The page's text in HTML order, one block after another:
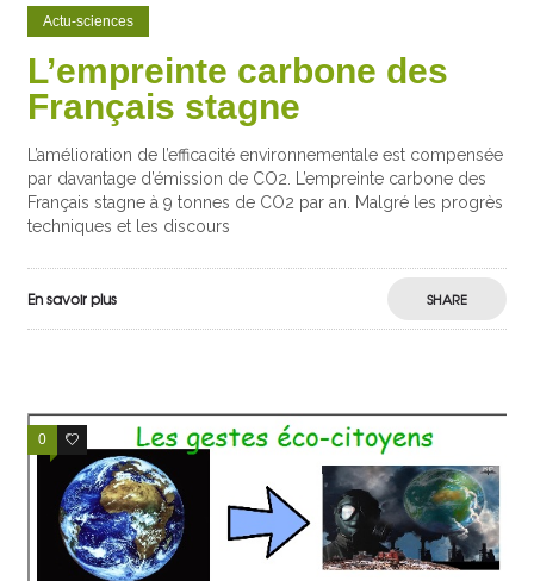
Actu-sciences
L’empreinte carbone des
Français stagne
L’amélioration de l’efficacité environnementale est compensée
par davantage d’émission de CO2. L’empreinte carbone des
Français stagne à 9 tonnes de CO2 par an. Malgré les progrès
techniques et les discours
En savoir plus SHARE
0 1